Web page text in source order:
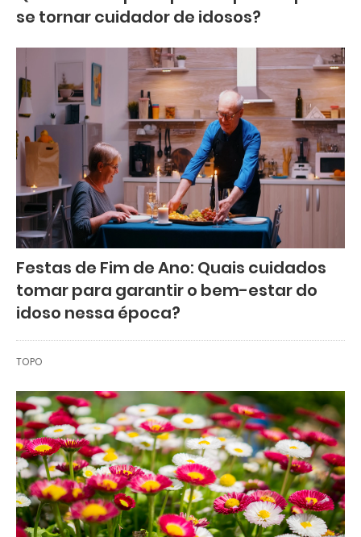
se tornar cuidador de idosos?
Festas de Fim de Ano: Quais cuidados
tomar para garantir o bem-estar do
idoso nessa época?
TOPO